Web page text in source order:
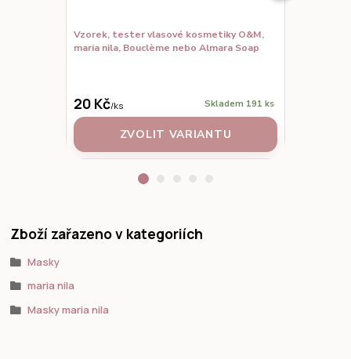
Vzorek, tester vlasové kosmetiky O&M,
maria nila, Bouclème nebo Almara Soap
20 Kč/ks Skladem 191 ks
ZVOLIT VARIANTU
Zboží zařazeno v kategoriích
Masky
maria nila
Masky maria nila